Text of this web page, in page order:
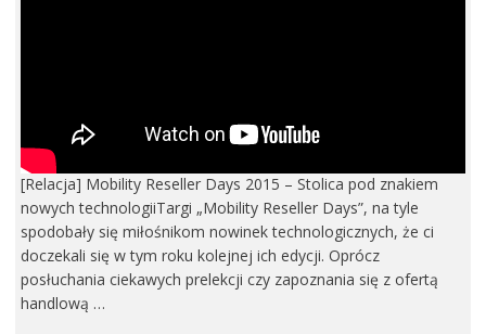
[Relacja] Mobility Reseller Days 2015 – Stolica pod znakiem
nowych technologiiTargi „Mobility Reseller Days”, na tyle
spodobały się miłośnikom nowinek technologicznych, że ci
doczekali się w tym roku kolejnej ich edycji. Oprócz
posłuchania ciekawych prelekcji czy zapoznania się z ofertą
handlową …